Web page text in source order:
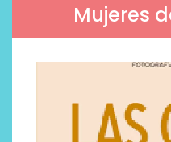
Mujeres